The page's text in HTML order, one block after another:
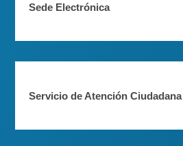
Sede Electrónica
Servicio de Atención Ciudadana